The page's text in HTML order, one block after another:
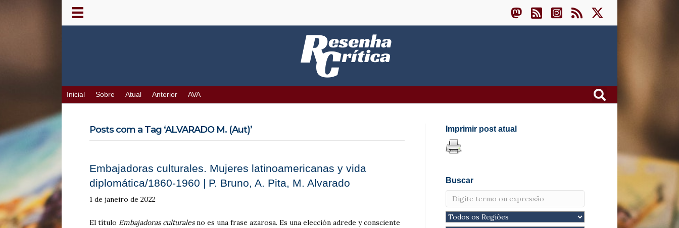
Inicial Sobre Atual Anterior AVA
Posts com a Tag ‘ALVARADO M. (Aut)’
Embajadoras culturales. Mujeres latinoamericanas y vida
diplomática/1860-1960 | P. Bruno, A. Pita, M. Alvarado
1 de janeiro de 2022
El título Embajadoras culturalesno es una frase azarosa. Es una elección adrede y consciente
Imprimir post atual
Buscar